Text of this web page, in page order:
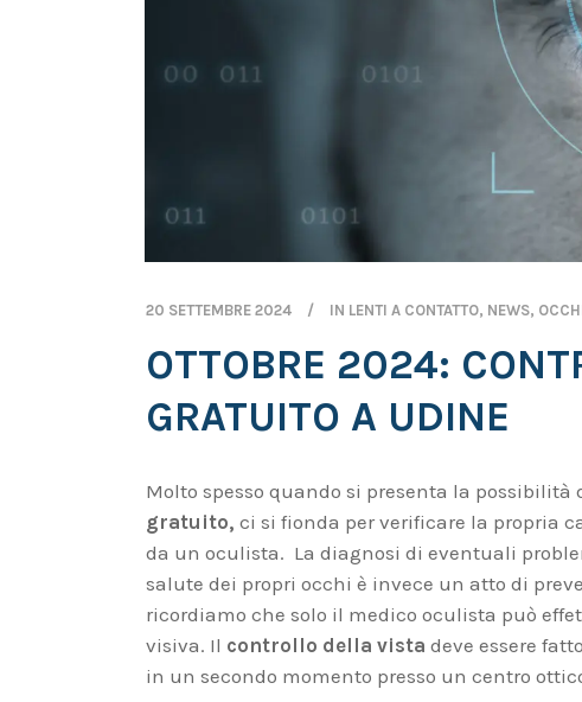
20 SETTEMBRE 2024 IN LENTI A CONTATTO, NEWS,
OTTOBRE 2024:
GRATUITO A UDINE
Molto spesso quando si presenta la possibilità
gratuito, ci si fionda per verificare la propria
da un oculista. La diagnosi di eventuali
salute dei propri occhi è invece un atto di
ricordiamo che solo il medico oculista può
visiva. Il controllo della vista deve essere
in un secondo momento presso un centro